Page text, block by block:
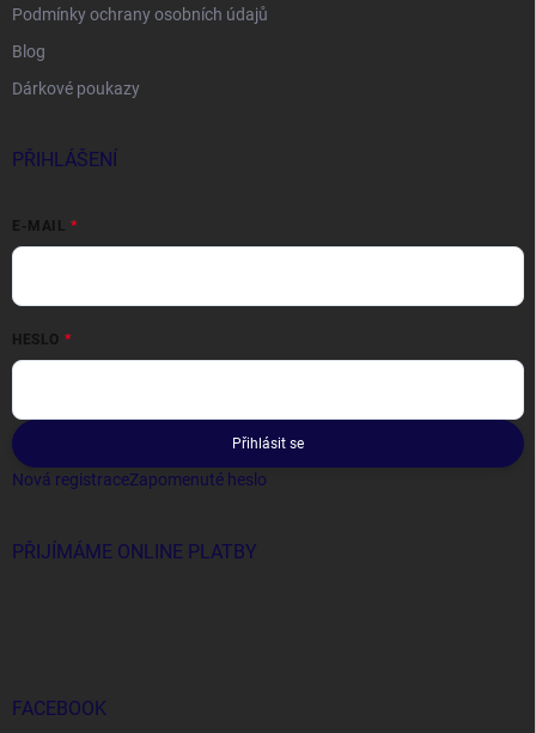
Podmínky ochrany osobních údajů
Blog
Dárkové poukazy
PŘIHLÁŠENÍ
E-MAIL
HESLO
Přihlásit se
Nová registraceZapomenuté heslo
PŘIJÍMÁME ONLINE PLATBY
FACEBOOK